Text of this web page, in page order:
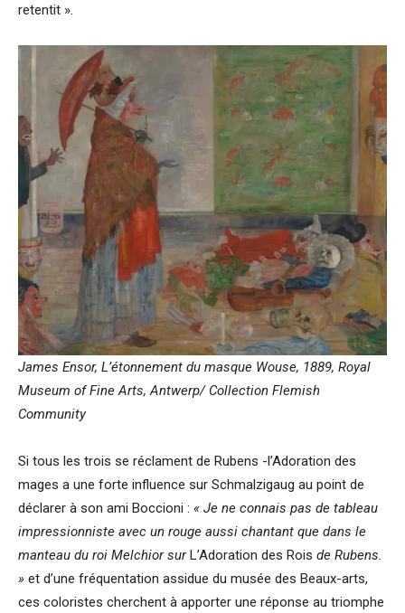
retentit ».
James Ensor, L’étonnement du masque Wouse, 1889, Royal
Museum of Fine Arts, Antwerp/ Collection Flemish
Community
Si tous les trois se réclament de Rubens -l’Adoration des
mages a une forte influence sur Schmalzigaug au point de
déclarer à son ami Boccioni : « Je ne connais pas de tableau
impressionniste avec un rouge aussi chantant que dans le
manteau du roi Melchior surL’Adoration des Rois de Rubens.
» et d’une fréquentation assidue du musée des Beaux-arts,
ces coloristes cherchent à apporter une réponse au triomphe